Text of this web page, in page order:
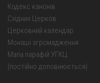
Кодекс канонів
Східних Церков
Церковний календар
Монаші згромадження
Мапа парафій УГКЦ
(постійно доповнюється)